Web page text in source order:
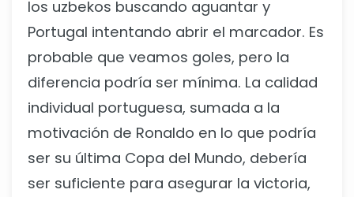
los uzbekos buscando aguantar y
Portugal intentando abrir el marcador. Es
probable que veamos goles, pero la
diferencia podría ser mínima. La calidad
individual portuguesa, sumada a la
motivación de Ronaldo en lo que podría
ser su última Copa del Mundo, debería
ser suficiente para asegurar la victoria,